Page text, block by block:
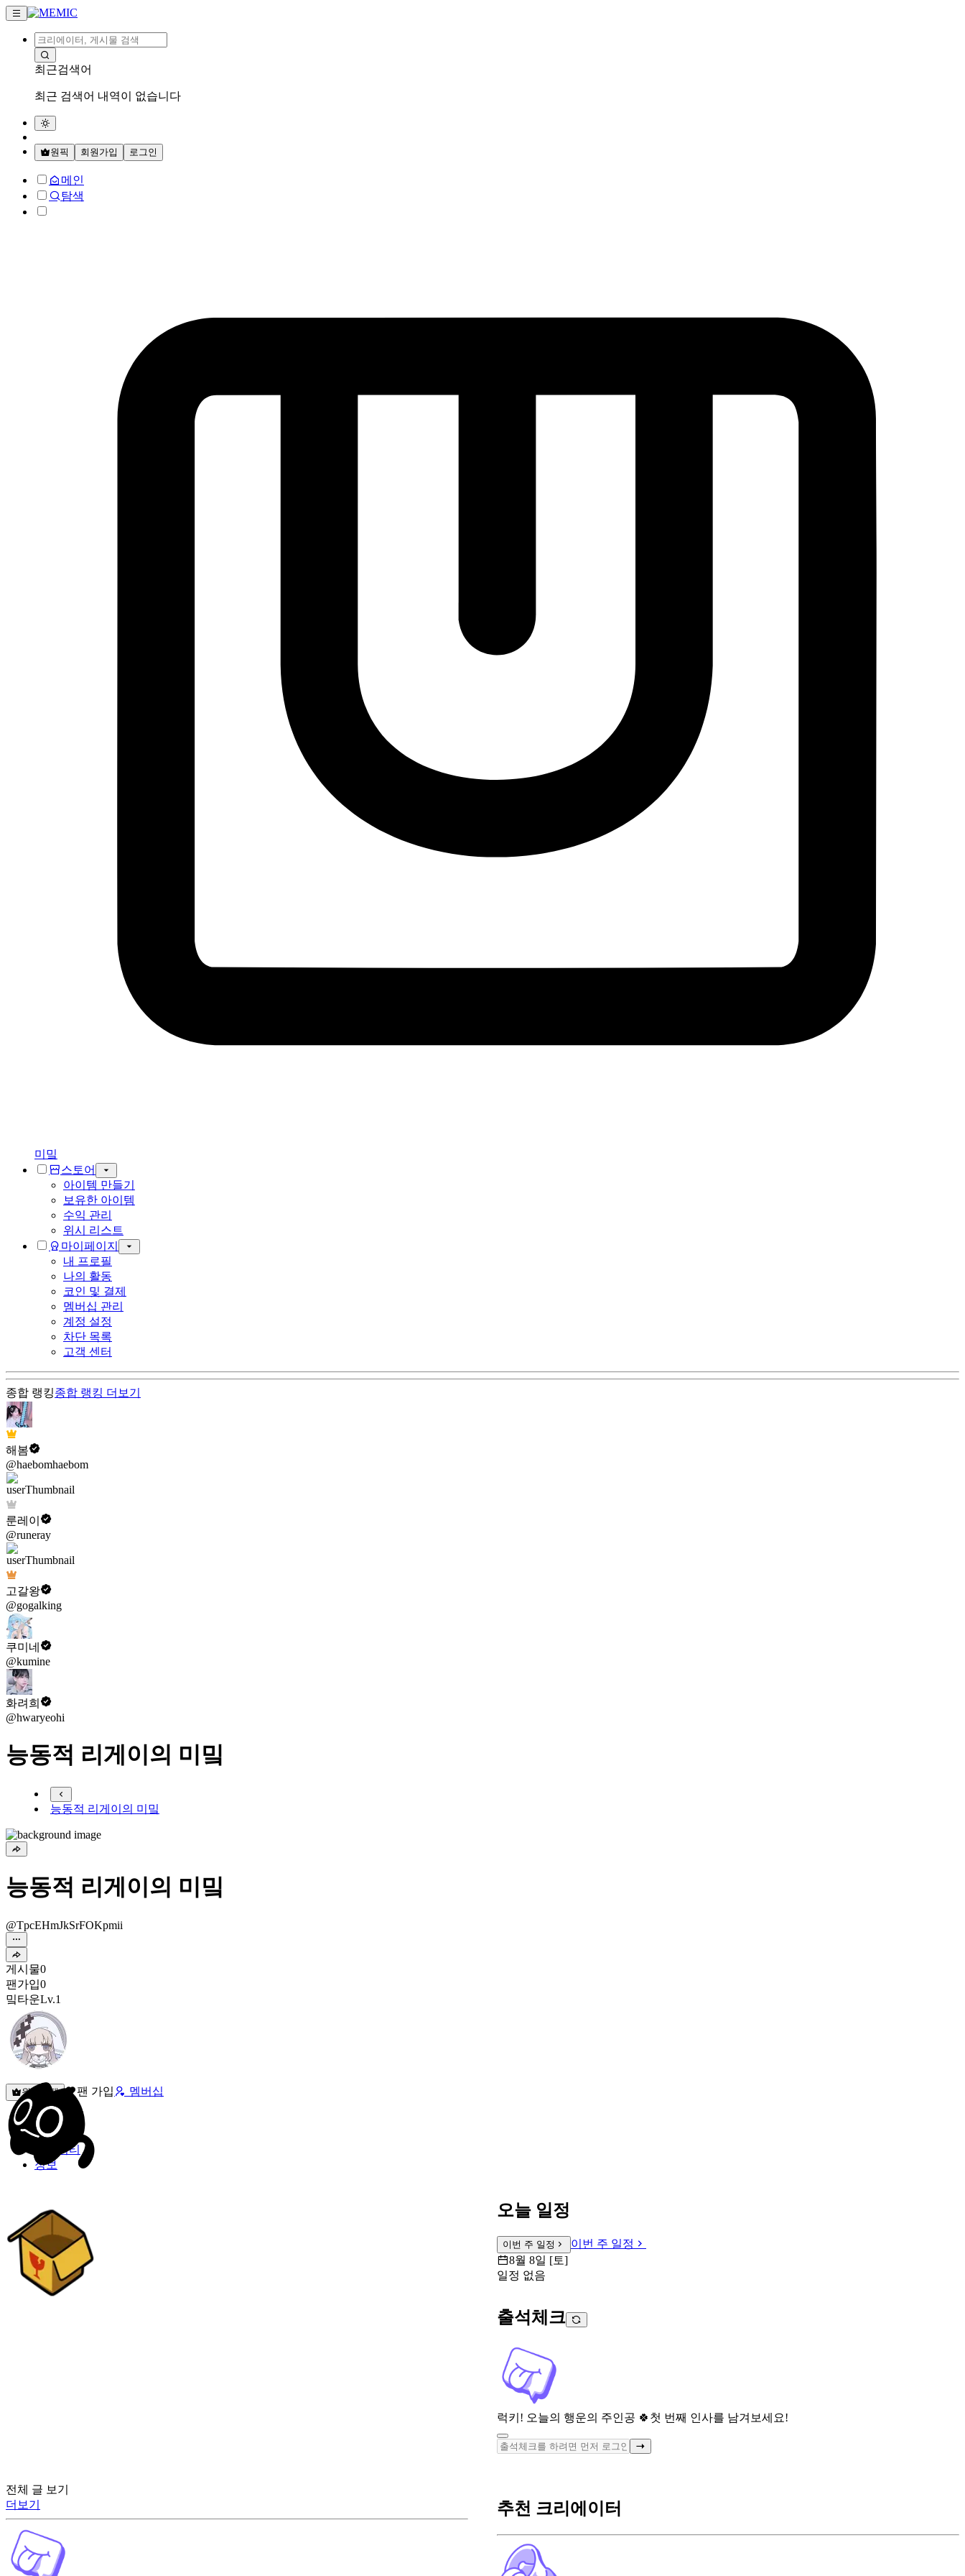
최근검색어
최근 검색어 내역이 없습니다
원픽 회원가입 로그인
메인
탐색
미밐
스토어
아이템 만들기
보유한 아이템
수익 관리
위시 리스트
마이페이지
내 프로필
나의 활동
코인 및 결제
멤버십 관리
계정 설정
차단 목록
고객 센터
종합 랭킹종합 랭킹 더보기
해봄
@haebomhaebom
룬레이
@runeray
고갈왕
@gogalking
쿠미네
@kumine
화려희
@hwaryeohi
능동적 리게이의 미밐
능동적 리게이의 미밐
능동적 리게이의 미밐
@TpcEHmJkSrFOKpmii
게시물0
팬가입0
밐타운Lv.1
원픽선택 팬 가입 멤버십
밐타운
피드
커뮤니티
정보
오늘 일정
이번 주 일정
이번 주 일정
8월 8일 [토]
일정 없음
출석체크
럭키! 오늘의 행운의 주인공 🍀 첫 번째 인사를 남겨보세요!
전체 글 보기
더보기
추천 크리에이터